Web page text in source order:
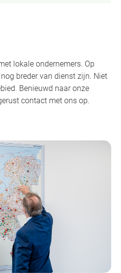
lokale ondernemers. Op
breder van dienst zijn. Niet
Benieuwd naar onze
contact met ons op.